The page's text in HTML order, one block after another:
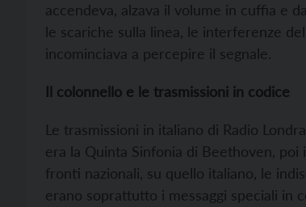
accendeva, alzava il volume in cuffia e
le scariche sulla linea, le interferenze
incominciava a percepire il segnale.
Il colonnello e le trasmissioni in codice
Le trasmissioni in italiano di Radio
era la Quinta Sinfonia di Beethoven,
fronti nazionali, su quello italiano, le
erano soprattutto i messaggi speciali in